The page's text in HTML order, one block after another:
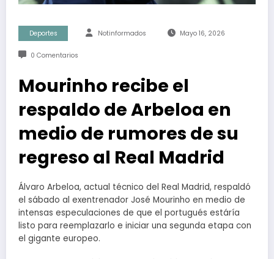
Deportes Notinformados Mayo 16, 2026
0 Comentarios
Mourinho recibe el
respaldo de Arbeloa en
medio de rumores de su
regreso al Real Madrid
Álvaro Arbeloa, actual técnico del Real Madrid, respaldó
el sábado al exentrenador José Mourinho en medio de
intensas especulaciones de que el portugués estáría
listo para reemplazarlo e iniciar una segunda etapa con
el gigante europeo.